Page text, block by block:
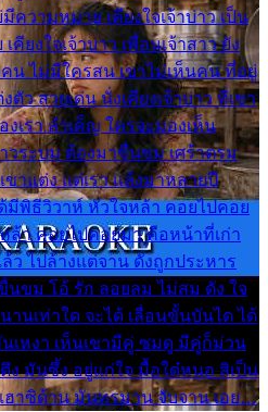
ความหมาย เคียงใจเจ้าบ่าว เป็น
ยงใจเจ้าบ่าว เพื่อนเจ้าสาว ยัง
น ไม่มีใครสน เขาไม่เห็นคน ที่อยู่
ตัว สวยเด่น นั่งเคียงเจ้าบ่าว ที่เขา
งเรา ลำเค็ญ ใครจะมองเห็น
วระบม ต้องมาขื่นขม เศร้าตรม
าแต่ง แต่เรา แล้งมาหลายปี
มีพิธีวิวาห์ หัวใจหล้า คอยไปคอย
ล้า คอยไปคอยมา คือหน้าที่เก่า
ว ไปล้างแต่จาน ดั่งถูกประหาร
นขม โอ้ รัก ลอยลม ไม่สม ดัง ใจ
านเท่าใด จะได้ เลื่อนขั้นบันได ได้
นเหงา เห็นเขามีคู่ ซมดู มีคู่ก็ม่วน
ง มันซึ้ง อยู่แก่ใจ มื้อใด๋หนอ สิเป็น
เฮาซิด้าน มันทรมาน จับจาน เอย…